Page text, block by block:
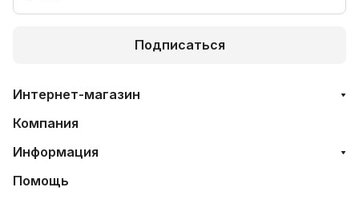
Подписаться
Интернет-магазин
Компания
Информация
Помощь